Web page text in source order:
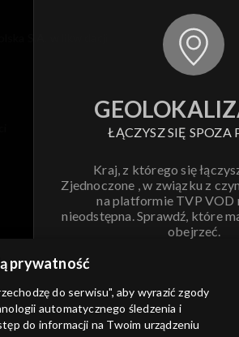
ŁĄCZYSZ SIĘ SPOZA
Kraj, z którego się
Zjednoczone , w związku z
na platformie TVP VOD
nieodstępna. Sprawdź, które
obejrzeć.
ANULUJ
usług
prywatność
do serwisu", aby wyrazić zgody
automatycznego śledzenia i
do informacji na Twoim urządzeniu